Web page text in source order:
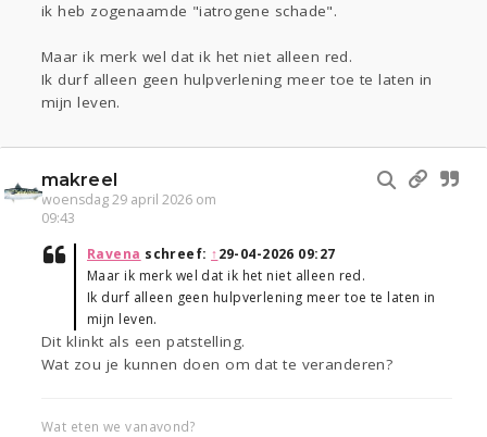
ik heb zogenaamde "iatrogene schade".
Maar ik merk wel dat ik het niet alleen red.
Ik durf alleen geen hulpverlening meer toe te laten in
mijn leven.
makreel
woensdag 29 april 2026 om
09:43
Ravena schreef: ↑29-04-2026 09:27
Maar ik merk wel dat ik het niet alleen red.
Ik durf alleen geen hulpverlening meer toe te laten in
mijn leven.
Dit klinkt als een patstelling.
Wat zou je kunnen doen om dat te veranderen?
Wat eten we vanavond?